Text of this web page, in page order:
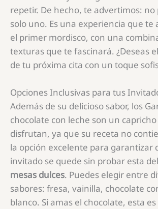
repetir. De hecho, te advertimos:
solo uno. Es una experiencia que te
el primer mordisco, con una
texturas que te fascinará. ¿Deseas
de tu próxima cita con un toque
Opciones Inclusivas para tus
Además de su delicioso sabor, los
chocolate con leche son un
disfrutan, ya que su receta no
la opción excelente para garantizar
invitado se quede sin probar esta
mesas dulces. Puedes elegir entre
sabores: fresa, vainilla, chocolate
blanco. Si amas el chocolate, esta